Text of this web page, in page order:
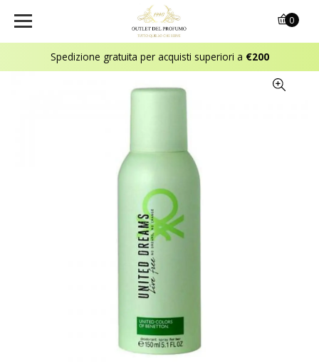
Spedizione gratuita per acquisti superiori a €200
0